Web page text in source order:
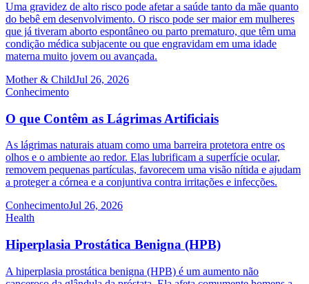
Uma gravidez de alto risco pode afetar a saúde tanto da mãe quanto
do bebê em desenvolvimento. O risco pode ser maior em mulheres
que já tiveram aborto espontâneo ou parto prematuro, que têm uma
condição médica subjacente ou que engravidam em uma idade
materna muito jovem ou avançada.
Mother & ChildJul 26, 2026
Conhecimento
O que Contêm as Lágrimas Artificiais
As lágrimas naturais atuam como uma barreira protetora entre os
olhos e o ambiente ao redor. Elas lubrificam a superfície ocular,
removem pequenas partículas, favorecem uma visão nítida e ajudam
a proteger a córnea e a conjuntiva contra irritações e infecções.
ConhecimentoJul 26, 2026
Health
Hiperplasia Prostática Benigna (HPB)
A hiperplasia prostática benigna (HPB) é um aumento não